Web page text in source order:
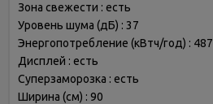
Зона свежести : есть
Уровень шума (дБ) : 37
Энергопотребление (кВтч/год) : 487
Дисплей : есть
Суперзаморозка : есть
Ширина (см) : 90